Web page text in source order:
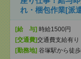
れ・梱包作業[派
[給 与] 時給1500円
[交通費]交通費支給有り
[勤務地] 谷塚駅から徒